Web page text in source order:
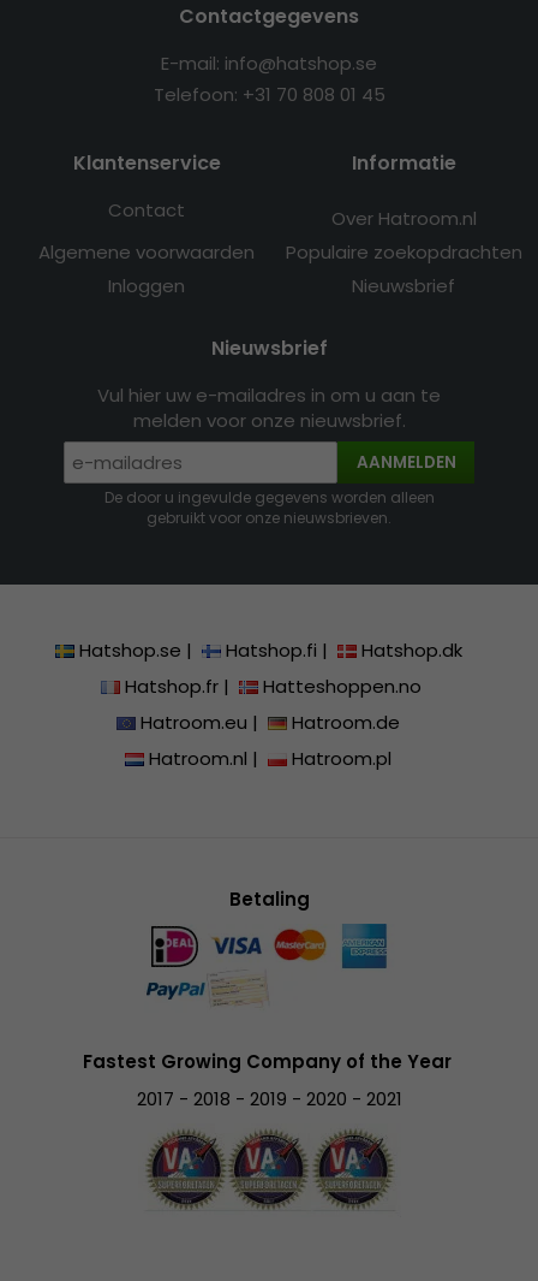
Contactgegevens
E-mail: info@hatshop.se
Telefoon: +31 70 808 01 45
Klantenservice
Contact
Algemene voorwaarden
Inloggen
Informatie
Over Hatroom.nl
Populaire zoekopdrachten
Nieuwsbrief
Nieuwsbrief
Vul hier uw e-mailadres in om u aan te
melden voor onze nieuwsbrief.
AANMELDEN
De door u ingevulde gegevens worden alleen
gebruikt voor onze nieuwsbrieven.
Hatshop.se | Hatshop.fi |
Hatshop.dk
Hatshop.fr|
Hatteshoppen.no
Hatroom.eu |
Hatroom.de
Hatroom.nl | Hatroom.pl
Betaling
Fastest Growing Company of the Year
2017 - 2018 - 2019 - 2020 - 2021